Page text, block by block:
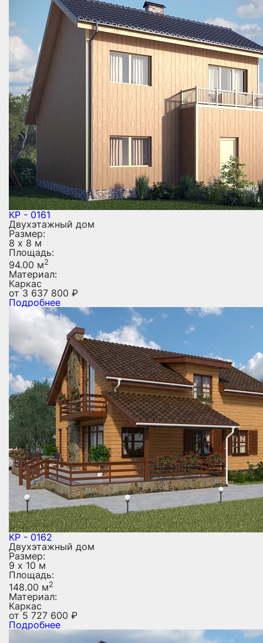
КР - 0161
Двухэтажный дом
Размер:
8 х 8 м
Площадь:
94.00 м2
Материал:
Каркас
от3 637 800 ₽
Подробнее
КР - 0162
Двухэтажный дом
Размер:
9 х 10 м
Площадь:
148.00 м2
Материал:
Каркас
от5 727 600 ₽
Подробнее